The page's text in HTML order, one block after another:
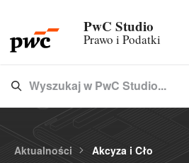
PwC Studio
Prawo i Podatki
Type 3 or more characters for results.
Wyszukaj w PwC Studio...
Aktualności Akcyza i Cło